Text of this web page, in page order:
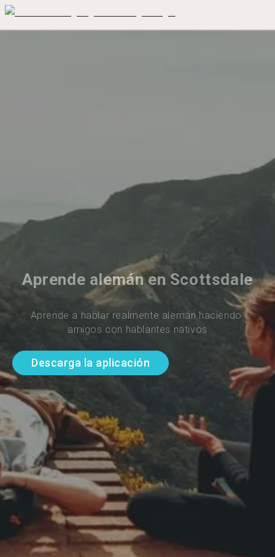
Aprende alemán en Scottsdale
Aprende a hablar realmente alemán haciendo
amigos con hablantes nativos
Descarga la aplicación